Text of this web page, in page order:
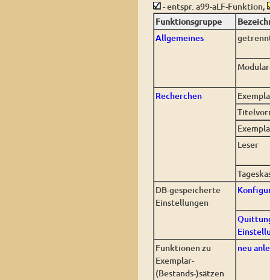
- entspr. a99-aLF-Funktion,
Funktionsgruppe
Allgemeines
Recherchen
Leser
DB-gespeicherte
Einstellungen
Funktionen zu
Exemplar-
(Bestands-)sätzen
neu